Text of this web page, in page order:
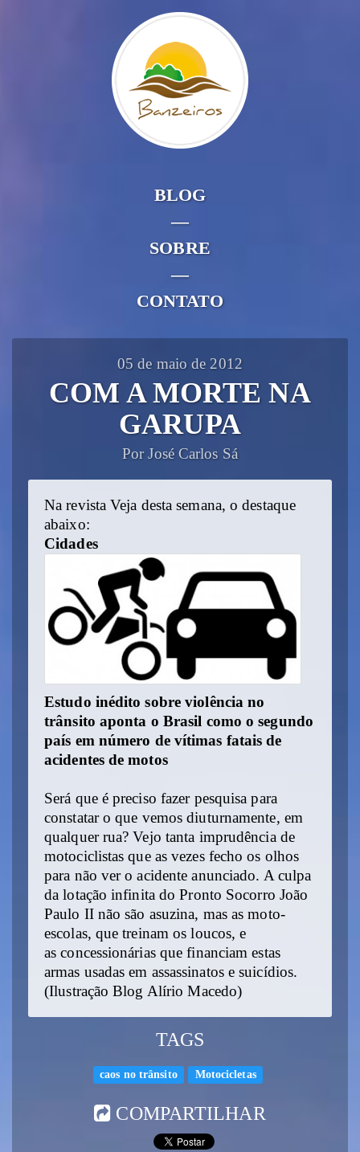
BLOG
—
SOBRE
—
CONTATO
05 de maio de 2012
COM A MORTE NA
GARUPA
Por José Carlos Sá
Na revista Veja desta semana, o destaque
abaixo:
Cidades
Estudo inédito sobre violência no
trânsito aponta o Brasil como o segundo
país em número de vítimas fatais de
acidentes de motos
Será que é preciso fazer pesquisa para
constatar o que vemos diuturnamente, em
qualquer rua? Vejo tanta imprudência de
motociclistas que as vezes fecho os olhos
para não ver o acidente anunciado. A culpa
da lotação infinita do Pronto Socorro João
Paulo II não são asuzina, mas as moto-
escolas, que treinam os loucos, e
as concessionárias que financiam estas
armas usadas em assassinatos e suicídios.
(Ilustração Blog Alírio Macedo)
TAGS
caos no trânsito Motocicletas
COMPARTILHAR